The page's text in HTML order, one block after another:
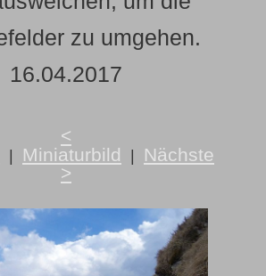
zu umgehen.
16.04.2017
<
Miniaturbild
Nächste
>